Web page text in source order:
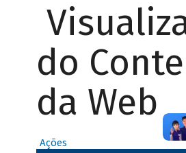
do
da Web
Ações